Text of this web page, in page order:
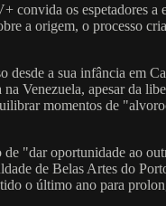
os espetadores a
a origem, o processo
a sua infância em
Venezuela, apesar da
momentos de
"dar oportunidade ao
de Belas Artes do
o último ano para